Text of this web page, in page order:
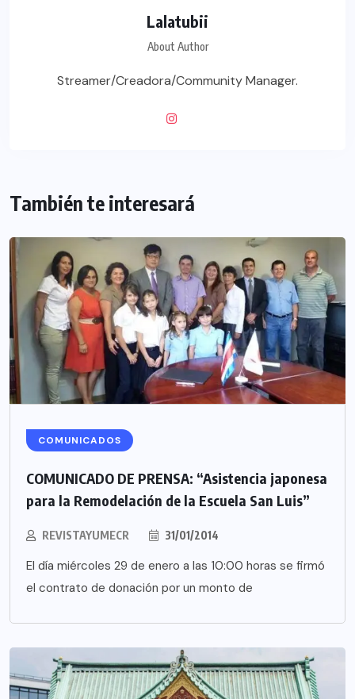
Lalatubii
About Author
Streamer/Creadora/Community Manager.
También te interesará
COMUNICADOS
COMUNICADO DE PRENSA: “Asistencia japonesa
para la Remodelación de la Escuela San Luis”
REVISTAYUMECR 31/01/2014
El día miércoles 29 de enero a las 10:00 horas se firmó
el contrato de donación por un monto de